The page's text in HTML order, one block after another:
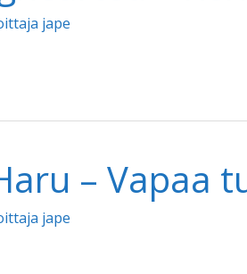
jape
– Vapaa
jape